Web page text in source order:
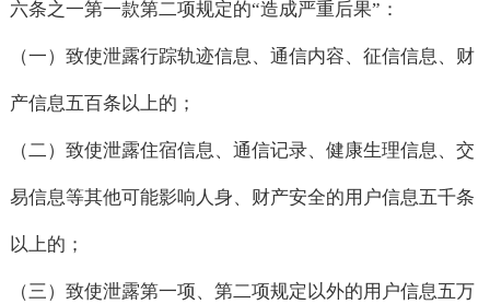
六条之一第一款第二项规定的“造成严重后果”：
（一）致使泄露行踪轨迹信息、通信内容、征信信息、财
产信息五百条以上的；
（二）致使泄露住宿信息、通信记录、健康生理信息、交
易信息等其他可能影响人身、财产安全的用户信息五千条
以上的；
（三）致使泄露第一项、第二项规定以外的用户信息五万